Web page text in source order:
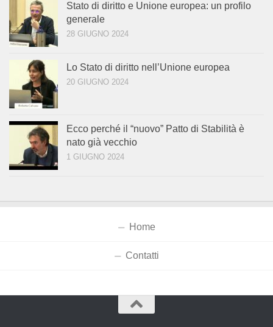
Stato di diritto e Unione europea: un profilo
generale
28 GIUGNO 2024
Lo Stato di diritto nell’Unione europea
20 GIUGNO 2024
Ecco perché il “nuovo” Patto di Stabilità è
nato già vecchio
1 GIUGNO 2024
Home
Contatti